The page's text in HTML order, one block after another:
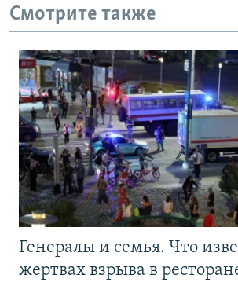
Смотрите также
Генералы и семья. Что
жертвах взрыва в